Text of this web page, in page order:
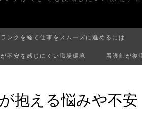
ンクを経て仕事をスムーズに進めるには
不安を感じにくい職場環境 看護師が復
抱える悩みや不安